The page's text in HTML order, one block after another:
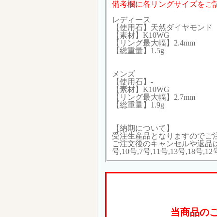
備考欄に各リングサイズをご
レディース
【使用石】天然ダイヤモンド
【素材】K10WG
【リング最大幅】2.4mm
【総重量】1.5g
メンズ
【使用石】-
【素材】K10WG
【リング最大幅】2.7mm
【総重量】1.9g
【納期について】
受注生産品となりますのでご
ご注文後のキャンセルや返品
号,10号,7号,11号,13号,18号,12
当商品の